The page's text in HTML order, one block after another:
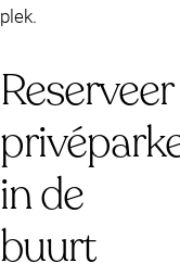
plek.
Reserveer
in de
buurt